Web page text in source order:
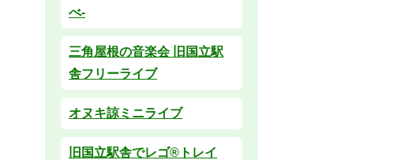
べ-
三角屋根の音楽会 旧国立駅
舎フリーライブ
オヌキ諒ミニライブ
旧国立駅舎でレゴ®トレイ